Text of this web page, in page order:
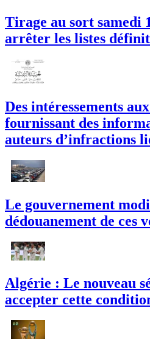
Tirage au sort samedi
arrêter les listes
Des intéressements
fournissant des
auteurs d’infractions
Le gouvernement
dédouanement de ces
Algérie : Le nouveau
accepter cette